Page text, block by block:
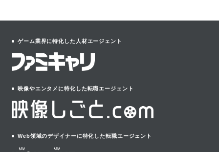
ゲーム業界に特化した人材エージェント
映像やエンタメに特化した転職エージェント
Web領域のデザイナーに特化した転職エージェント